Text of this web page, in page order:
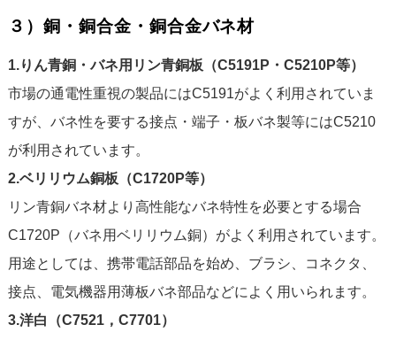
３）銅・銅合金・銅合金バネ材
1.りん青銅・バネ用リン青銅板（C5191P・C5210P等）
市場の通電性重視の製品にはC5191がよく利用されていま
すが、バネ性を要する接点・端子・板バネ製等にはC5210
が利用されています。
2.ベリリウム銅板（C1720P等）
リン青銅バネ材より高性能なバネ特性を必要とする場合
C1720P（バネ用ベリリウム銅）がよく利用されています。
用途としては、携帯電話部品を始め、ブラシ、コネクタ、
接点、電気機器用薄板バネ部品などによく用いられます。
3.洋白（C7521，C7701）